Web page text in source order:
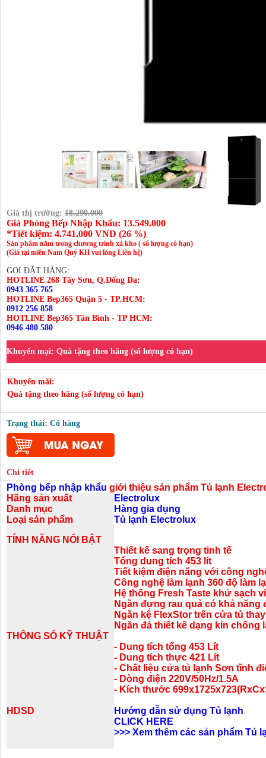
Giá thị trường: 18.290.000
Giá Phòng Bếp Nhập Khẩu: 13.549.000
*Tiết kiệm: 4.741.000 VND (26 %)
Sản phẩm nằm trong chương trình xả kho ( số lượng có hạn)
(Giá tại miền Nam Quý KH vui lòng Liên hệ)
GỌI ĐẶT HÀNG:
HOTLINE 268 Tây Sơn, Q.Đống Đa:
0943 365 765
HOTLINE Bep365 Quận 5 - TP.HCM:
0912 256 858
HOTLINE Bep365 Tân Bình - TP HCM:
0946 480 580
Khuyến mại: Quà tặng theo hãng (số lượng có hạn)
Khuyến mãi:
Quà tặng theo hãng (số lượng có hạn)
Trạng thái: Có hàng
Chi tiết
Phòng bếp nhập khẩu giới thiệu sản phẩm Tủ lạnh
Hãng sản xuất
Electrolux
Danh mục
Hàng gia dụng
Loại sản phẩm
Tủ lạnh Electrolux
TÍNH NĂNG NỔI BẬT
Thiết kế sang trọng tinh tế
Tổng dung tích 453 lít
Tiết kiệm điện năng với công
Công nghệ làm lạnh 360 độ làm
Hệ thống Fresh Taste khử sạch
Ngăn đựng rau quả có khả năng
Ngăn kệ FlexStor trên cửa tủ
Ngăn đá thiết kế dạng kín chống
THÔNG SỐ KỸ THUẬT
- Dung tích tổng 453 Lít
- Dung tích thực 421 Lít
- Chất liệu cửa tủ lạnh Sơn tĩnh
- Dòng điện 220V/50Hz/1.5A
- Kích thước
HDSD
Hướng dẫn sử dụng Tủ lạnh
CLICK HERE
>>> Xem thêm các sản phẩm Tủ